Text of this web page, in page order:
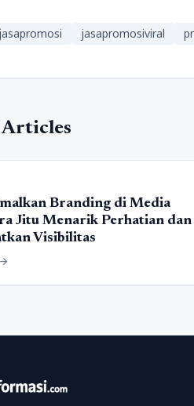
jasapromosi jasapromosiviral
Articles
Branding di Media
Jitu Menarik Perhatian dan
Visibilitas
arrow_forward